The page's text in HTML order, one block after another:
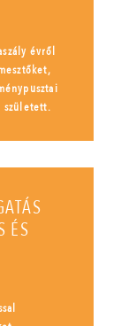
évről
született.
ÉS